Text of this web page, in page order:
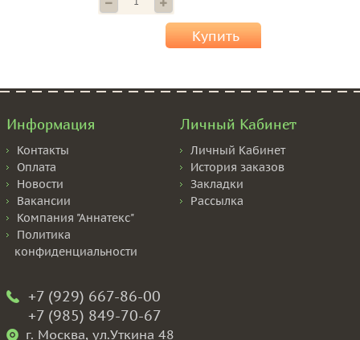
Купить
Информация
Контакты
Оплата
Новости
Вакансии
Компания "Аннатекс"
Политика
конфиденциальности
Личный Кабинет
Личный Кабинет
История заказов
Закладки
Рассылка
+7 (929) 667-86-00
+7 (985) 849-70-67
г. Москва, ул.Уткина 48